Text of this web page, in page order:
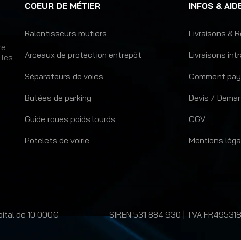
COEUR DE MÉTIER
Ralentisseurs routiers
Arceaux de protection entrepôt
Séparateurs de voies
Butées de parking
Guide roues poids lourds
Potelets de voirie
INFOS &
Livraisons &
Livraisons
Comment
Devis /
CGV
Mentions
de 10 000€ SIREN 531 884 930 | TVA